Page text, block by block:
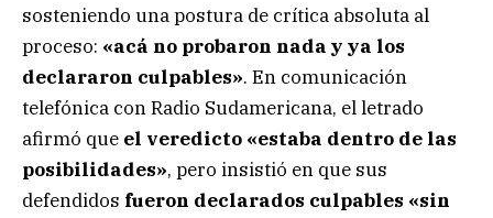
sosteniendo una postura de crítica absoluta al
proceso: «acá no probaron nada y ya los
declararon culpables». En comunicación
telefónica con Radio Sudamericana, el letrado
afirmó que el veredicto «estaba dentro de las
posibilidades», pero insistió en que sus
defendidos fueron declarados culpables «sin